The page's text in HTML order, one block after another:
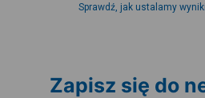
Sprawdź, jak ustalamy
Zapisz się do